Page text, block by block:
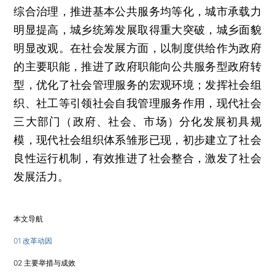
综合治理，推进基本公共服务均等化，城市承载力
明显提高，城乡统筹发展取得重大突破，城乡面貌
明显改观。在社会发展方面，以制度供给作为政府
的主要职能，推进了政府职能向公共服务型政府转
型，优化了社会管理服务的宏观环境；发挥社会组
织、社工等引领社会自我管理服务作用，现代社会
三大部门（政府、社会、市场）分化发展初具规
模，现代社会组织体系雏形已现，初步建立了社会
良性运行机制，有效推进了社会整合，激发了社会
发展活力。
本文导航
01 改革动因
02 主要举措与成效